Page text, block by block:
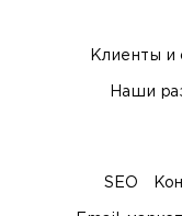
Клиенты и
Наши
SEO